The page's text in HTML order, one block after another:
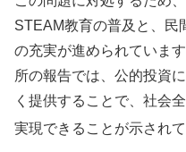
STEAM教育の普及と、民
の充実が進められていま
所の報告では、公的投資
く提供することで、社会
実現できることが示され